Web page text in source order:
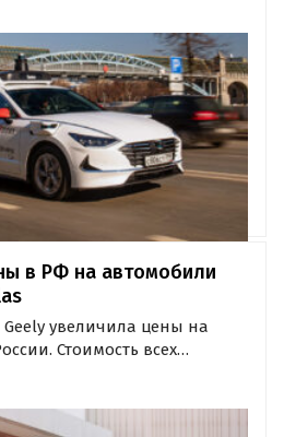
есть на самолетах.
в РФ на автомобили
увеличила цены на
Стоимость всех
на 15 и 20 тыс. руб.